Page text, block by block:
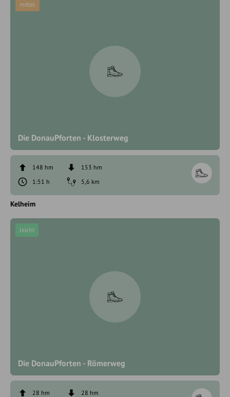
Die DonauPforten - Klosterweg
mittel
148 hm
153 hm
1:51 h
5,6 km
Kelheim
Die DonauPforten - Römerweg
leicht
28 hm
28 hm